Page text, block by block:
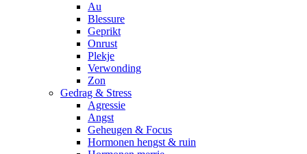
Au
Blessure
Geprikt
Onrust
Plekje
Verwonding
Zon
Gedrag & Stress
Agressie
Angst
Geheugen & Focus
Hormonen hengst & ruin